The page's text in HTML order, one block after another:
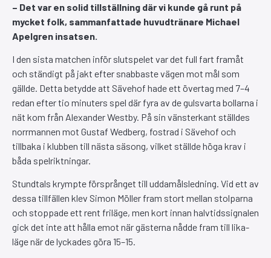
– Det var en solid tillställning där vi kunde gå runt på
mycket folk, sammanfattade huvudtränare Michael
Apelgren insatsen.
I den sista matchen inför slutspelet var det full fart framåt
och ständigt på jakt efter snabbaste vägen mot mål som
gällde. Detta betydde att Sävehof hade ett övertag med 7–4
redan efter tio minuters spel där fyra av de gulsvarta bollarna i
nät kom från Alexander Westby. På sin vänsterkant ställdes
norrmannen mot Gustaf Wedberg, fostrad i Sävehof och
tillbaka i klubben till nästa säsong, vilket ställde höga krav i
båda spelriktningar.
Stundtals krympte försprånget till uddamålsledning. Vid ett av
dessa tillfällen klev Simon Möller fram stort mellan stolparna
och stoppade ett rent friläge, men kort innan halvtidssignalen
gick det inte att hålla emot när gästerna nådde fram till lika-
läge när de lyckades göra 15–15.